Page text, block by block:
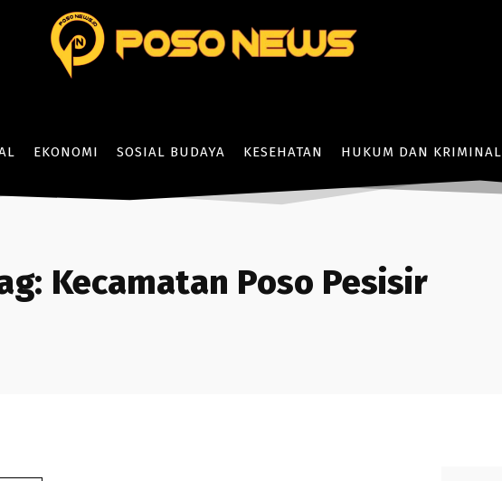
EKONOMI SOSIAL BUDAYA KESEHATAN HUKUM DAN KRIMINAL
Kecamatan Poso Pesisir